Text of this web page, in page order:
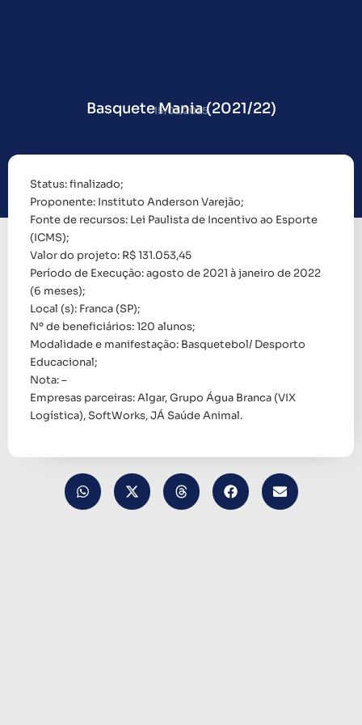
Basquete Mania (2021/22)
15/03/2025
Status: finalizado;
Proponente: Instituto Anderson Varejão;
Fonte de recursos: Lei Paulista de Incentivo ao Esporte
(ICMS);
Valor do projeto: R$ 131.053,45
Período de Execução: agosto de 2021 à janeiro de 2022
(6 meses);
Local (s): Franca (SP);
Nº de beneficiários: 120 alunos;
Modalidade e manifestação: Basquetebol/ Desporto
Educacional;
Nota: –
Empresas parceiras: Algar, Grupo Água Branca (VIX
Logística), SoftWorks, JÁ Saúde Animal.